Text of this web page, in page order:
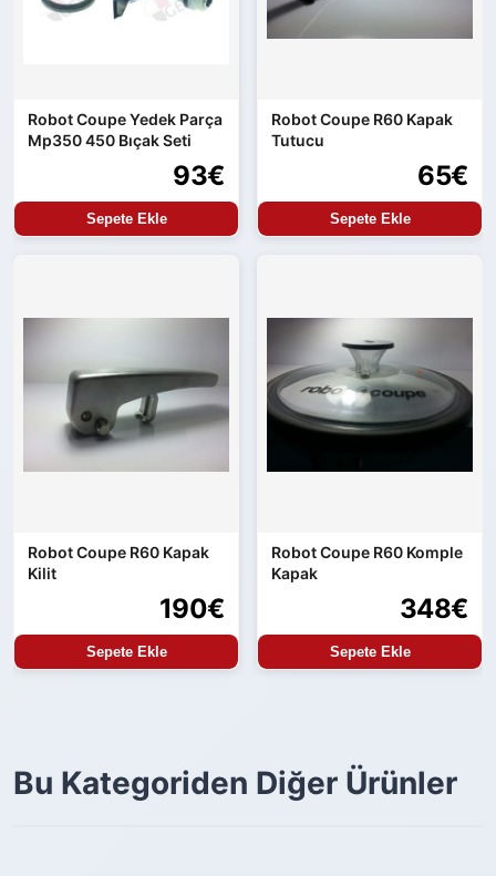
Robot Coupe Yedek Parça
Mp350 450 Bıçak Seti
93€
Sepete Ekle
Robot Coupe R60 Kapak
Tutucu
65€
Sepete Ekle
Robot Coupe R60 Kapak
Kilit
190€
Sepete Ekle
Robot Coupe R60 Komple
Kapak
348€
Sepete Ekle
Bu Kategoriden Diğer Ürünler